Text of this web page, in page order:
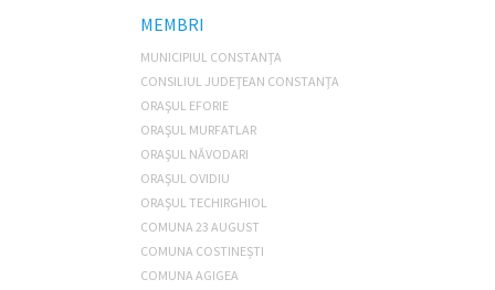
MEMBRI
MUNICIPIUL CONSTANŢA
CONSILIUL JUDEŢEAN CONSTANŢA
ORAŞUL EFORIE
ORAŞUL MURFATLAR
ORAŞUL NĂVODARI
ORAŞUL OVIDIU
ORAŞUL TECHIRGHIOL
COMUNA 23 AUGUST
COMUNA COSTINEȘTI
COMUNA AGIGEA